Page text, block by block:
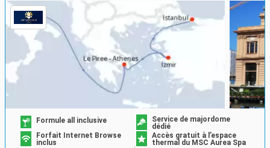
Formule all inclusive
Service de majordome
dédié
Forfait Internet Browse
inclus
Accès gratuit à l’espace
thermal du MSC Aurea Spa